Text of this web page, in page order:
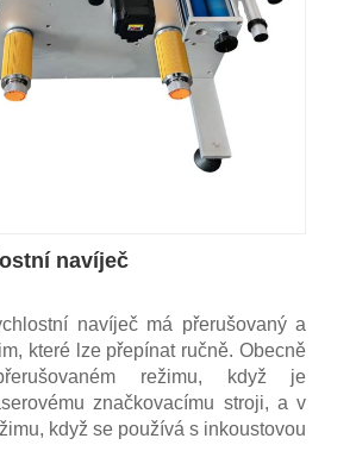
navíječ
navíječ má přerušovaný a
které lze přepínat ručně. Obecně
režimu, když je
značkovacímu stroji, a v
když se používá s inkoustovou